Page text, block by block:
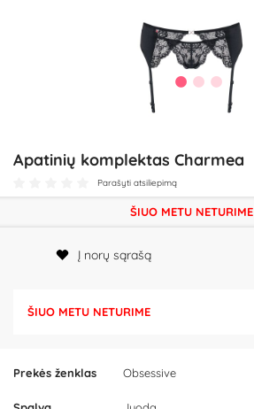
Apatinių komplektas Charmea
Parašyti atsiliepimą
Prekės ženklas Obsessive
ŠIUO METU NETURIME
Į norų sąrašą
ŠIUO METU NETURIME